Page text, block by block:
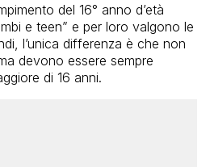
del 16° anno d’età
e teen” e per loro valgono le
l’unica differenza è che non
devono essere sempre
di 16 anni.